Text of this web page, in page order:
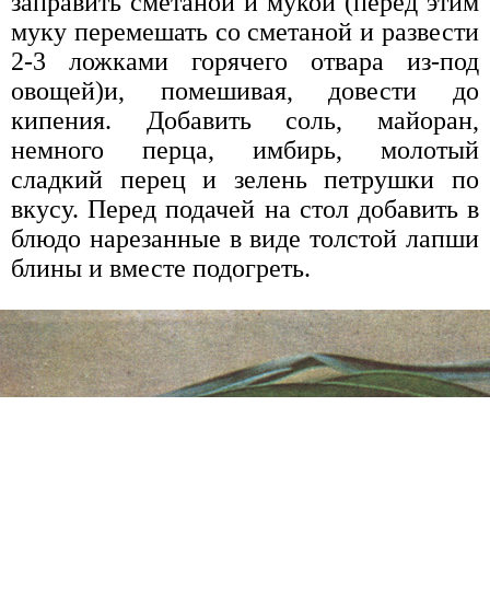
муку перемешать со сметаной и развести
2-3 ложками горячего отвара из-под
овощей)и, помешивая, довести до
кипения. Добавить соль, майоран,
немного перца, имбирь, молотый
сладкий перец и зелень петрушки по
вкусу. Перед подачей на стол добавить в
блюдо нарезанные в виде толстой лапши
блины и вместе подогреть.